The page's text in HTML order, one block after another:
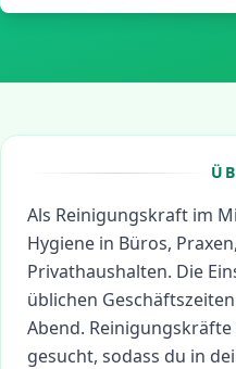
Als Reinigungskraft im
Hygiene in Büros,
Privathaushalten. Die
üblichen
Abend.
gesucht, sodass du in